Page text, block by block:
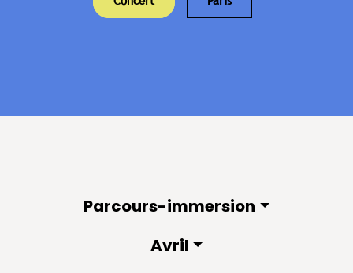
Parcours-immersion
Avril